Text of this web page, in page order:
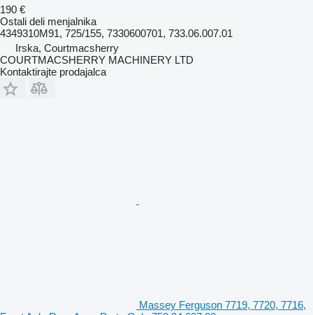
190 €
Ostali deli menjalnika
4349310M91, 725/155, 7330600701, 733.06.007.01
Irska, Courtmacsherry
COURTMACSHERRY MACHINERY LTD
Kontaktirajte prodajalca
Massey Ferguson 7719, 7720, 7716,